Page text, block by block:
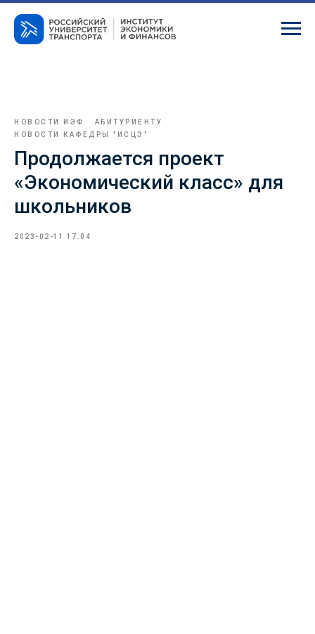
НОВОСТИ ИЭФ
АБИТУРИЕНТУ
НОВОСТИ КАФЕДРЫ "ИСЦЭ"
Продолжается проект
«Экономический класс» для
школьников
2023-02-11 17:04